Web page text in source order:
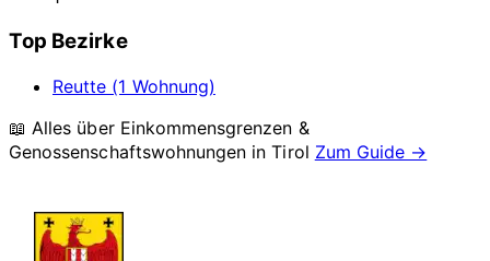
Top Bezirke
Reutte (1 Wohnung)
📖 Alles über Einkommensgrenzen &
Genossenschaftswohnungen inTirol Zum Guide →